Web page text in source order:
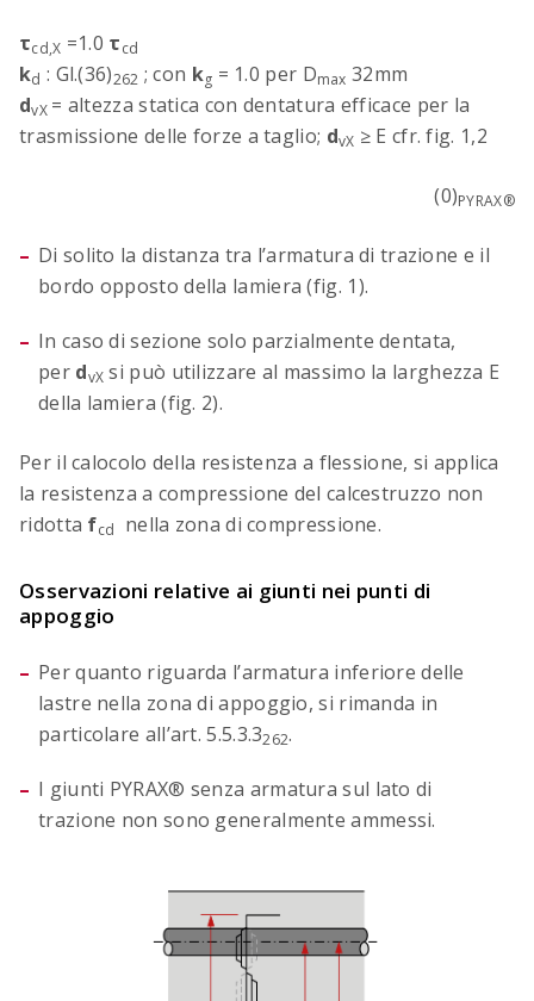
τcd,X =1.0 τcd
kd : Gl.(36)262 ; con kg = 1.0 per Dmax 32mm
dvX = altezza statica con dentatura efficace per la
trasmissione delle forze a taglio; dvX ≥ E cfr. fig. 1,2
(0)PYRAX®
Di solito la distanza tra l’armatura di trazione e il
bordo opposto della lamiera (fig. 1).
In caso di sezione solo parzialmente dentata,
per dvX si può utilizzare al massimo la larghezza E
della lamiera (fig. 2).
Per il calocolo della resistenza a flessione, si applica
la resistenza a compressione del calcestruzzo non
ridotta fcd nella zona di compressione.
Osservazioni relative ai giunti nei punti di
appoggio
Per quanto riguarda l’armatura inferiore delle
lastre nella zona di appoggio, si rimanda in
particolare all’art. 5.5.3.3262.
I giunti PYRAX® senza armatura sul lato di
trazione non sono generalmente ammessi.